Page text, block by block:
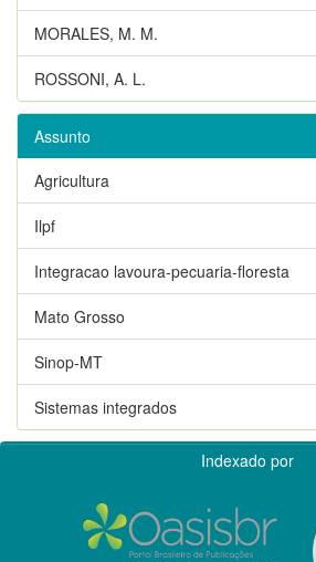
MORALES, M. M.
ROSSONI, A. L.
Assunto
Agricultura
Ilpf
Integracao lavoura-pecuaria-floresta
Mato Grosso
Sinop-MT
Sistemas integrados
Indexado por